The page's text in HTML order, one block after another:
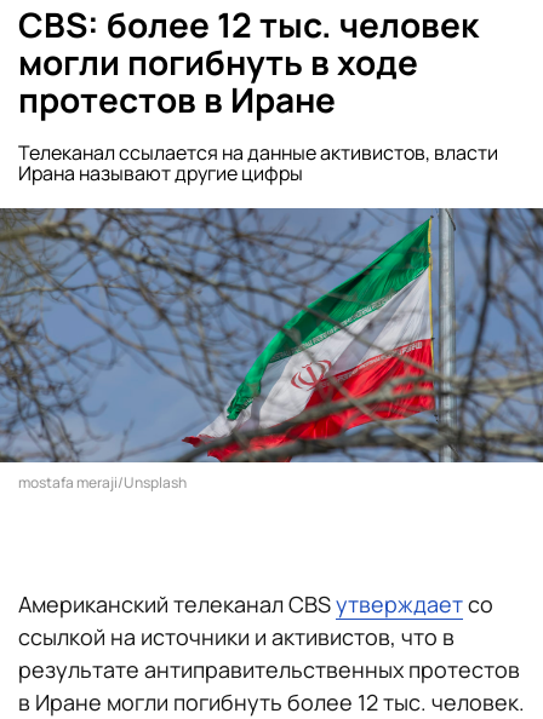
CBS: более 12 тыс. человек
могли погибнуть в ходе
протестов в Иране
Телеканал ссылается на данные активистов, власти
Ирана называют другие цифры
mostafa meraji/Unsplash
Американский телеканал CBSутверждаетсо
ссылкой на источники и активистов, что в
результате антиправительственных протестов
в Иране могли погибнуть более 12 тыс. человек.